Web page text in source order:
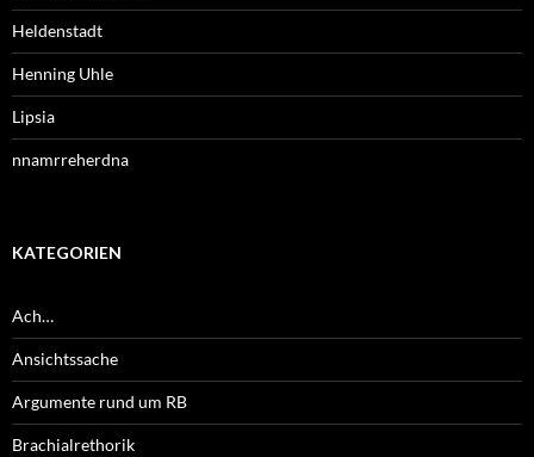
Heldenstadt
Henning Uhle
Lipsia
nnamrreherdna
KATEGORIEN
Ach…
Ansichtssache
Argumente rund um RB
Brachialrethorik